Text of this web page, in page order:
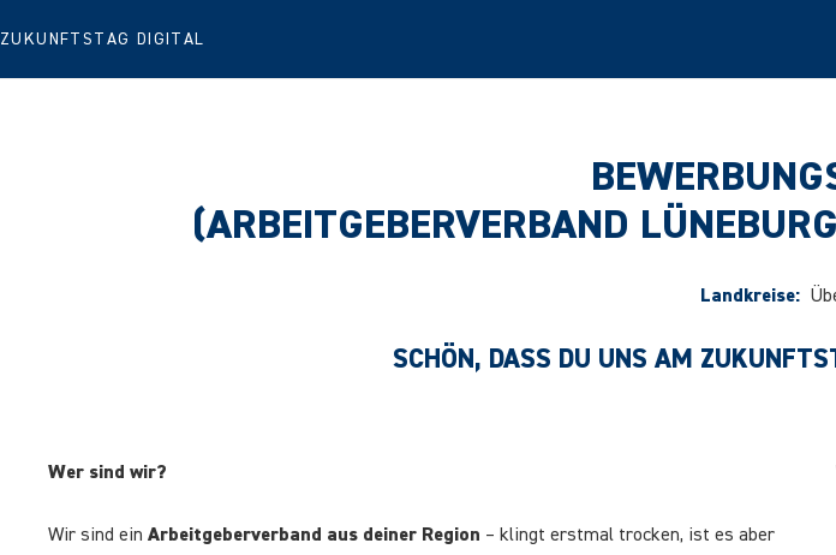
ZUKUNFTSTAG DIGITAL
(ARBEITGEBERVERBAND
Landkreise:
SCHÖN, DASS DU UNS AM
Wer sind wir?
Wir sind ein Arbeitgeberverband aus deiner Region – klingt erstmal trocken, ist es aber